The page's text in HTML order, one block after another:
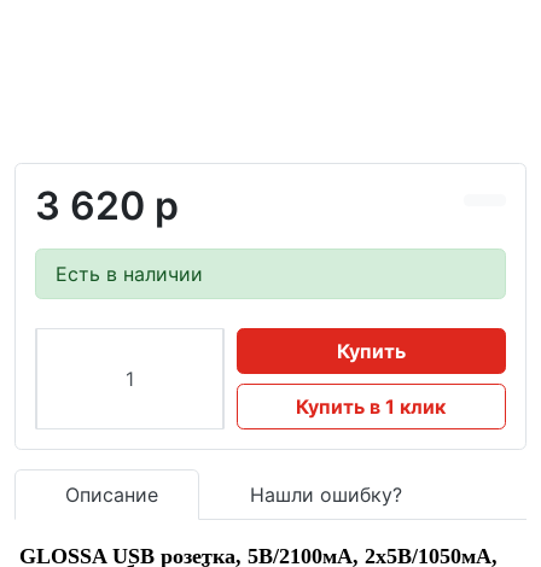
3 620 р
Есть в наличии
Купить
Купить в 1 клик
Описание Нашли ошибку?
GLOSSA USB розетка, 5В/2100мА, 2х5В/1050мА,